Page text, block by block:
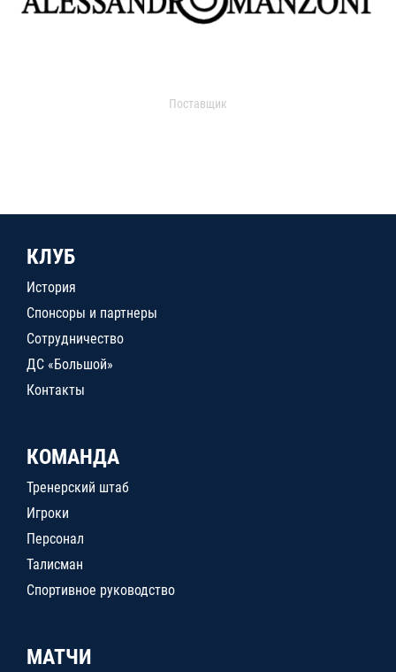
Поставщик
КЛУБ
История
Спонсоры и партнеры
Сотрудничество
ДС «Большой»
Контакты
КОМАНДА
Тренерский штаб
Игроки
Персонал
Талисман
Спортивное руководство
МАТЧИ